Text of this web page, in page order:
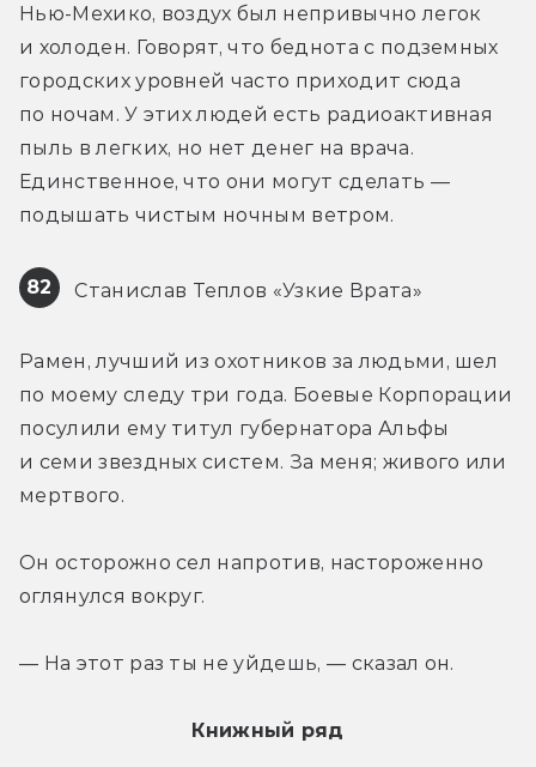
Нью-Мехико, воздух был непривычно легок
и холоден. Говорят, что беднота с подземных
городских уровней часто приходит сюда
по ночам. У этих людей есть радиоактивная
пыль в легких, но нет денег на врача.
Единственное, что они могут сделать —
подышать чистым ночным ветром.
82 Станислав Теплов «Узкие Врата»
Рамен, лучший из охотников за людьми, шел
по моему следу три года. Боевые Корпорации
посулили ему титул губернатора Альфы
и семи звездных систем. За меня; живого или
мертвого.
Он осторожно сел напротив, настороженно
оглянулся вокруг.
— На этот раз ты не уйдешь, — сказал он.
Книжный ряд